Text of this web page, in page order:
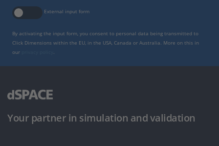
External input form
By activating the input form, you consent to personal data being transmitted to
Click Dimensions within the EU, in the USA, Canada or Australia. More on this in
our
.
Your partner in simulation and validation